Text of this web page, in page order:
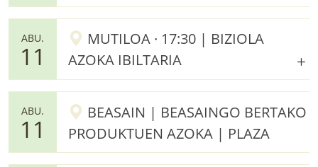
ABU.
11
MUTILOA · 17:30 | BIZIOLA
AZOKA IBILTARIA
ABU.
11
BEASAIN | BEASAINGO BERTAKO
PRODUKTUEN AZOKA | PLAZA